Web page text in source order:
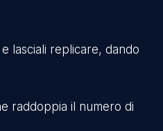
lasciali replicare, dando
raddoppia il numero di